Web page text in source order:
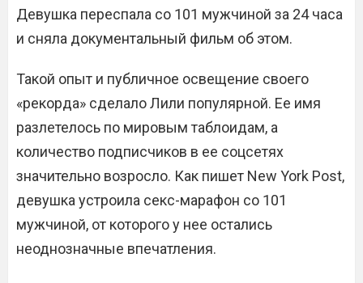
Девушка переспала со 101 мужчиной за 24 часа
и сняла документальный фильм об этом.
Такой опыт и публичное освещение своего
«рекорда» сделало Лили популярной. Ее имя
разлетелось по мировым таблоидам, а
количество подписчиков в ее соцсетях
значительно возросло. Как пишет New York Post,
девушка устроила секс-марафон со 101
мужчиной, от которого у нее остались
неоднозначные впечатления.